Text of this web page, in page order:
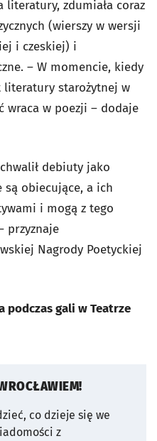
literatury, zdumiała coraz
(wierszy w wersji
i czeskiej) i
– W momencie, kiedy
literatury starożytnej w
wraca w poezji – dodaje
debiuty jako
są obiecujące, a ich
i mogą z tego
przyznaje
Nagrody Poetyckiej
podczas gali w Teatrze
co dzieje się we
z